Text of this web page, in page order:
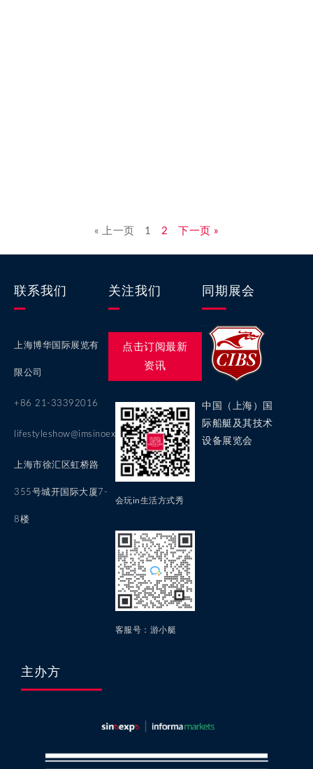
« 上一页 1 2 下一页 »
联系我们
上海博华国际展览有
限公司
+86 21-33392016
lifestyleshow@imsinoexpo.com
上海市徐汇区虹桥路
355号城开国际大厦7-
8楼
关注我们
点击订阅最新
资讯
会玩in生活方式秀
客服号：游小艇
同期展会
中国（上海）国
际船艇及其技术
设备展览会
主办方